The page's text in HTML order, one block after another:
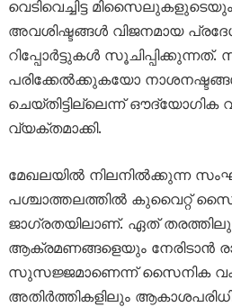
വെടിവെച്ചിട്ട
അവശിഷ്ടങ്ങൾ വിജനമായ
റിപ്പോർട്ടുകൾ
പരിക്കേൽക്കുകയോ
ചെയ്തിട്ടില്ലെന്ന്
വ്യക്തമാക്കി.
മേഖലയിൽ നിലനിൽക്കുന്ന
പശ്ചാത്തലത്തിൽ കുവൈറ്റ്
ജാഗ്രതയിലാണ്. ഏത്
ആക്രമണങ്ങളെയും നേരിടാൻ
സുസജ്ജമാണെന്ന് സൈനിക
അതിർത്തികളിലും